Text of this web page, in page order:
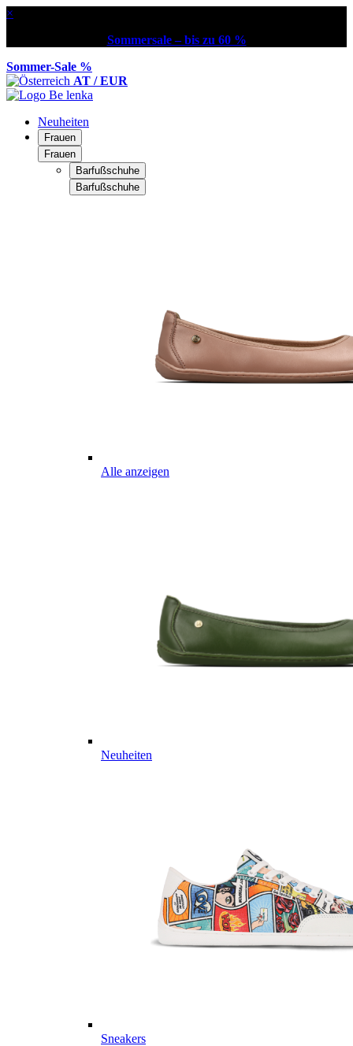
×
Sommersale – bis zu 60 %
Sommer-Sale %
AT / EUR
Neuheiten
Frauen
Frauen
Barfußschuhe
Barfußschuhe
Alle anzeigen
Neuheiten
Sneakers